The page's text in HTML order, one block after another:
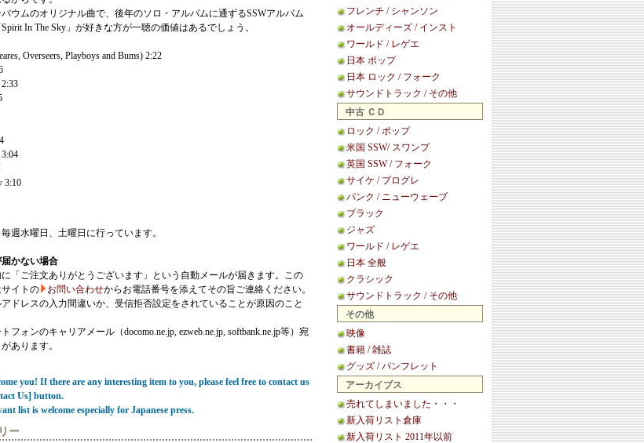
フレンチ / シャンソン
オールディーズ / インスト
ワールド / レゲエ
日本 ポップ
日本 ロック / フォーク
サウンドトラック / その他
中古 ＣＤ
ロック / ポップ
米国 SSW/ スワンプ
英国 SSW / フォーク
サイケ / プログレ
パンク / ニューウェーブ
ブラック
ジャズ
ワールド / レゲエ
日本 全般
クラシック
サウンドトラック / その他
その他
映像
書籍 / 雑誌
グッズ / パンフレット
アーカイブス
売れてしまいました・・・
新入荷リスト倉庫
新入荷リスト 2011年以前
ウムのオリジナル曲で、後年のソロ・アルバムに通ずるSSWアルバム
In The Sky」が好きな方が一聴の価値はあるでしょう。
Overseers, Playboys and Bums) 2:22
3:10
週水曜日、土曜日に行っています。
かない場合
「ご注文ありがとうございます」という自動メールが届きます。この
イトの
お問い合わせからお電話番号を添えてその旨ご連絡ください。
ドレスの入力間違いか、受信拒否設定をされていることが原因のこと
フォンのキャリアメール（docomo.ne.jp, ezweb.ne.jp, softbank.ne.jp等）宛
あります。
you! If there are any interesting item to you, please feel free to contact us
Us] button.
list is welcome especially for Japanese press.
ー